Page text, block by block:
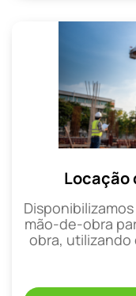
Locação
mão-de-obra
obra,